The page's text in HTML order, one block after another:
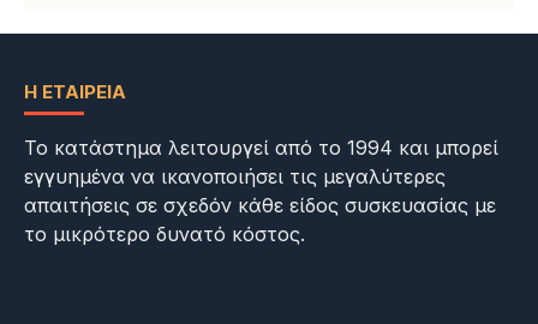
Η ΕΤΑΙΡΕΊΑ
Το κατάστημα λειτουργεί από το 1994 και μπορεί
εγγυημένα να ικανοποιήσει τις μεγαλύτερες
απαιτήσεις σε σχεδόν κάθε είδος συσκευασίας με
το μικρότερο δυνατό κόστος.